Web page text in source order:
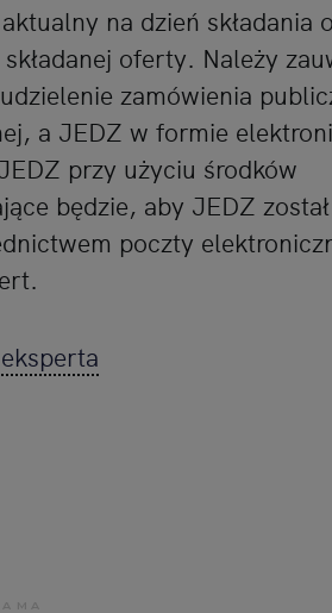
na dzień składania
oferty. Należy
zamówienia
a JEDZ w formie
przy użyciu środków
będzie, aby JEDZ został
poczty